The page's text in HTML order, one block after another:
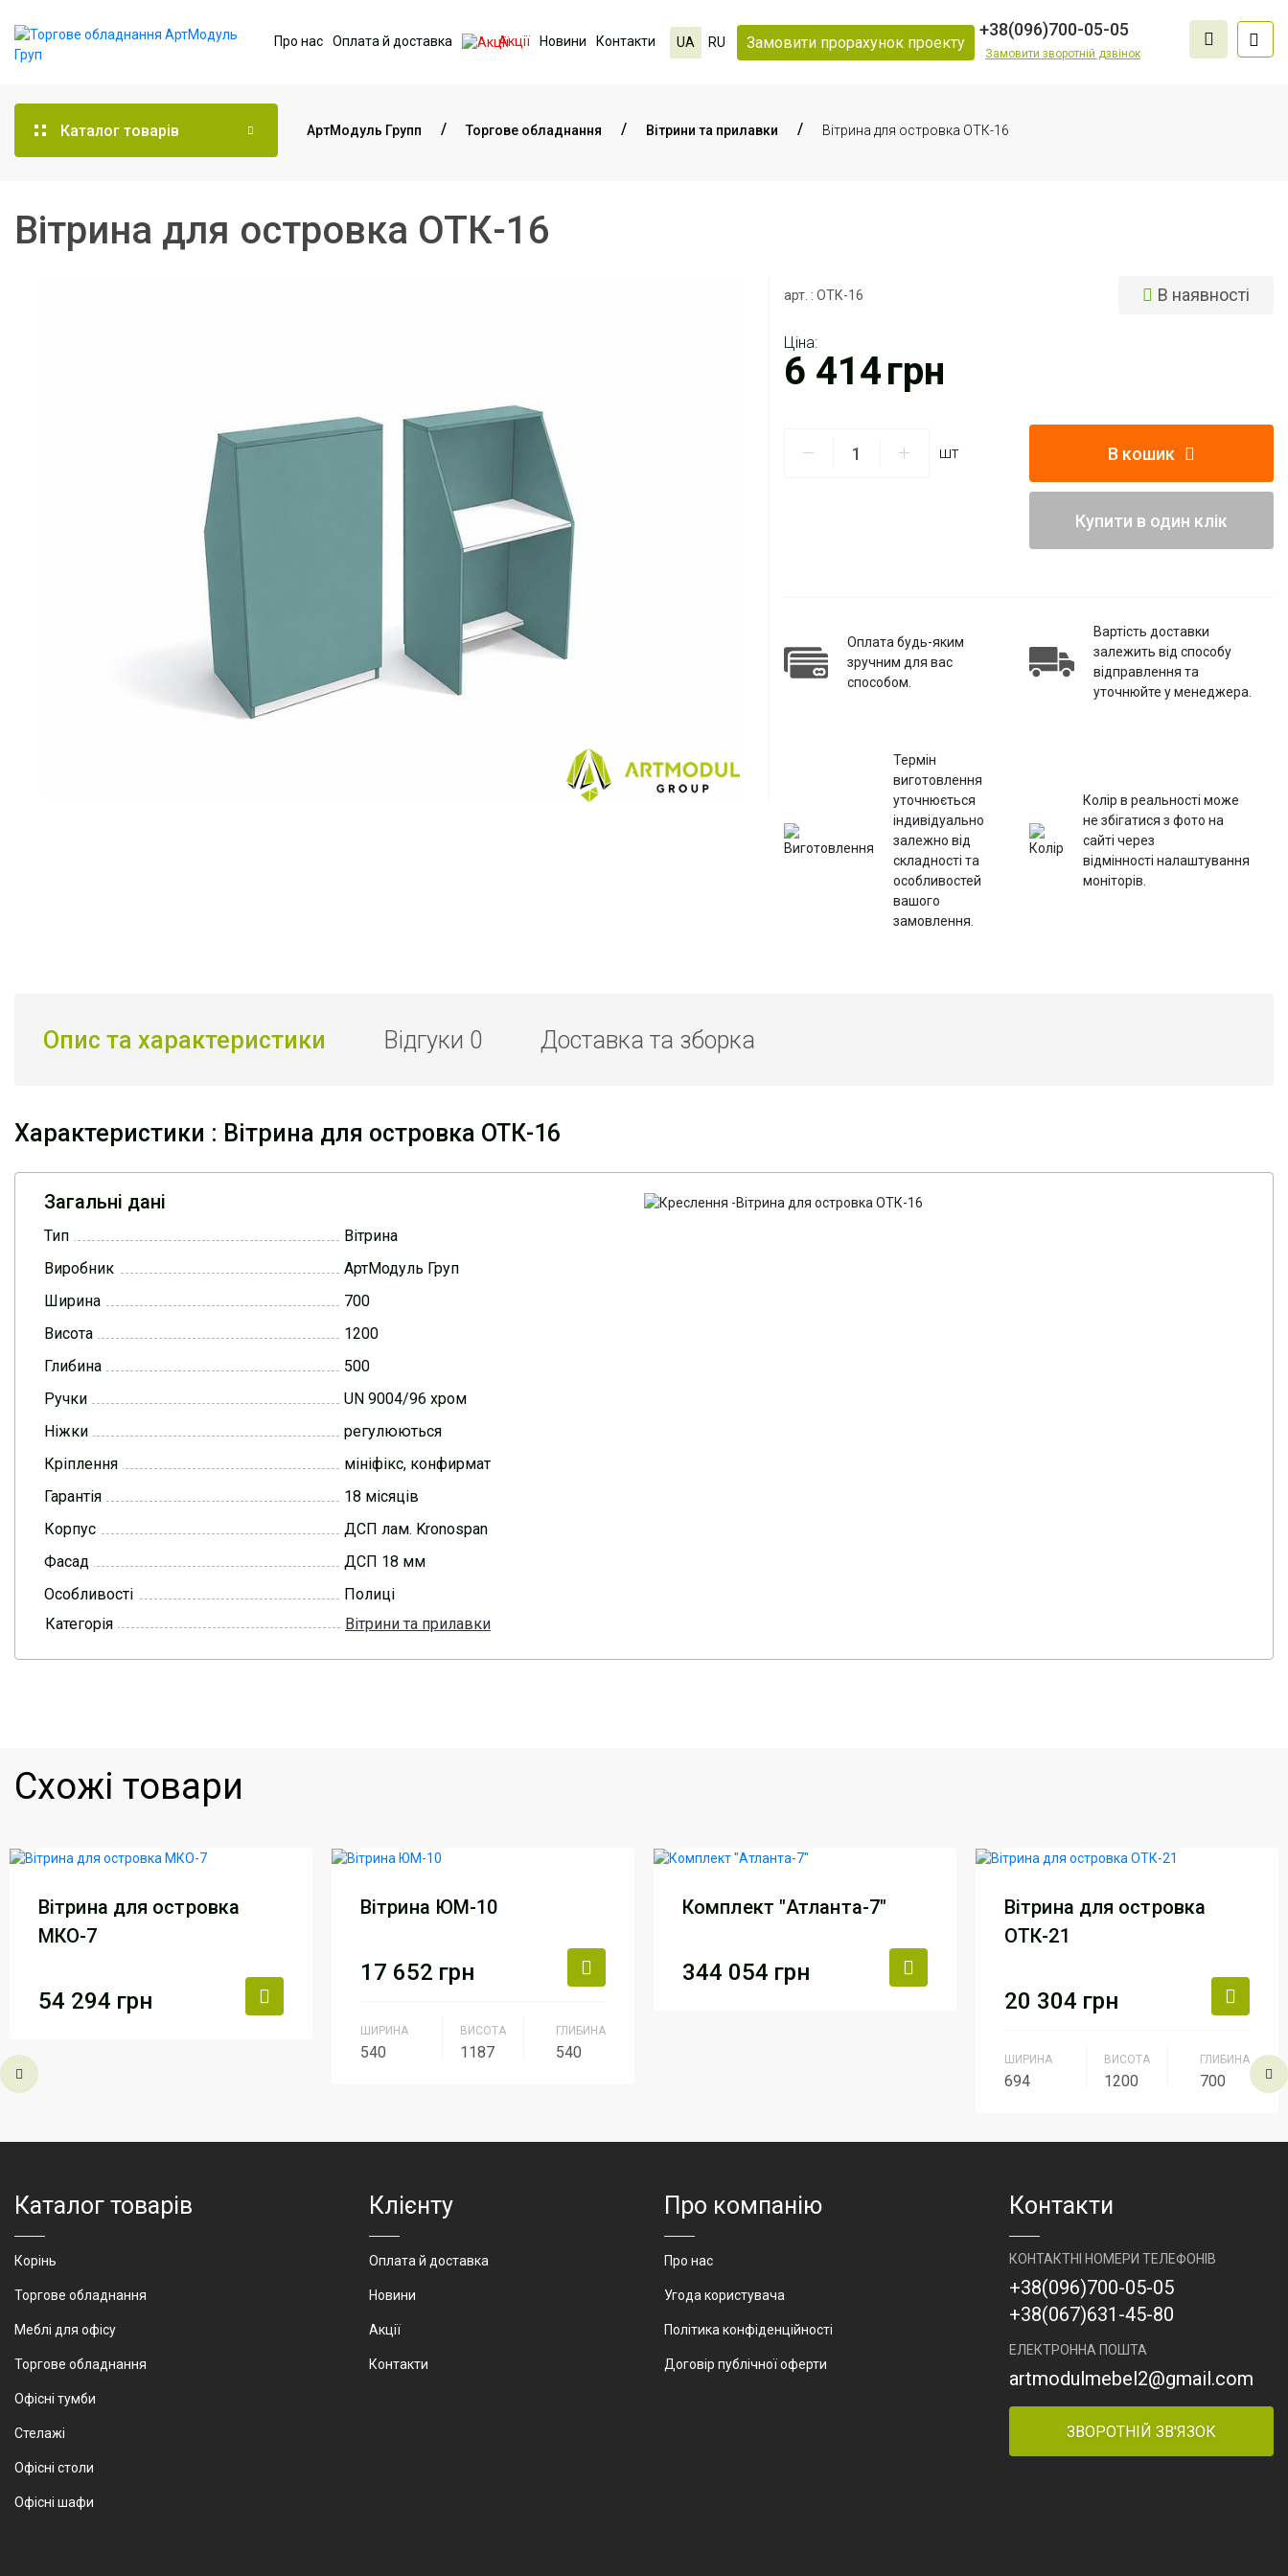
Про нас Оплата й доставка Акції Новини Контакти UA RU Замовити прорахунок проекту
+38(096)700-05-05
Замовити зворотній дзвінок
Меблі для офісу
Каталог товарів АртМодуль Групп Торгове обладнання Вітрини та прилавки Вітрина для островка ОТК-16
Вітрина для островка ОТК-16
арт. : ОТК-16 В наявності
Ціна:
6 414грн
шт В кошик
Купити в один клік
Оплата будь-яким
зручним для вас
способом.
Вартість доставки
залежить від способу
відправлення та
уточнюйте у менеджера.
Термін
виготовлення
уточнюється
індивідуально
залежно від
складності та
особливостей
вашого
замовлення.
Колір в реальності може
не збігатися з фото на
сайті через
відмінності налаштування
моніторів.
Опис та характеристики Відгуки 0 Доставка та зборка
Характеристики : Вітрина для островка ОТК-16
Загальні дані
Тип
Вітрина
Виробник
АртМодуль Груп
Ширина
700
Висота
1200
Глибина
500
Ручки
UN 9004/96 хром
Ніжки
регулюються
Кріплення
мініфікс, конфирмат
Гарантія
18 місяців
Корпус
ДСП лам. Kronospan
Фасад
ДСП 18 мм
Особливості
Полиці
Категорія
Вітрини та прилавки
Схожі товари
Вітрина для островка
МКО-7
54 294 грн
Вітрина ЮМ-10
17 652 грн
ШИРИНА
540
ВИСОТА
1187
ГЛИБИНА
540
Призначення
ювелірний
Комплект "Атланта-7"
344 054 грн
Вітрина для островка
ОТК-21
20 304 грн
ШИРИНА
694
ВИСОТА
1200
ГЛИБИНА
700
Каталог товарів
Корінь
Торгове обладнання
Меблі для офісу
Торгове обладнання
Офісні тумби
Стелажі
Офісні столи
Офісні шафи
Клієнту
Оплата й доставка
Новини
Акції
Контакти
Про компанію
Про нас
Угода користувача
Політика конфіденційності
Договір публічної оферти
Контакти
КОНТАКТНІ НОМЕРИ ТЕЛЕФОНІВ
+38(096)700-05-05
+38(067)631-45-80
ЕЛЕКТРОННА ПОШТА
artmodulmebel2@gmail.com
ЗВОРОТНІЙ ЗВ'ЯЗОК